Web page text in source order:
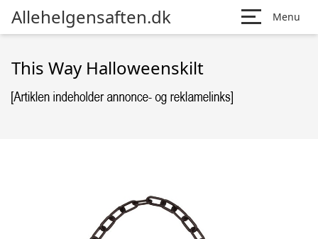
Allehelgensaften.dk Menu
This Way Halloweenskilt